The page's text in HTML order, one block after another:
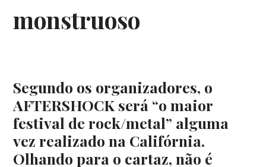
monstruoso
Segundo os organizadores, o
AFTERSHOCK será “o maior
festival de rock/metal” alguma
vez realizado na Califórnia.
Olhando para o cartaz, não é